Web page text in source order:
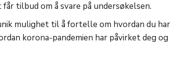
tilbud om å svare på undersøkelsen.
mulighet til å fortelle om hvordan du har
korona-pandemien har påvirket deg og